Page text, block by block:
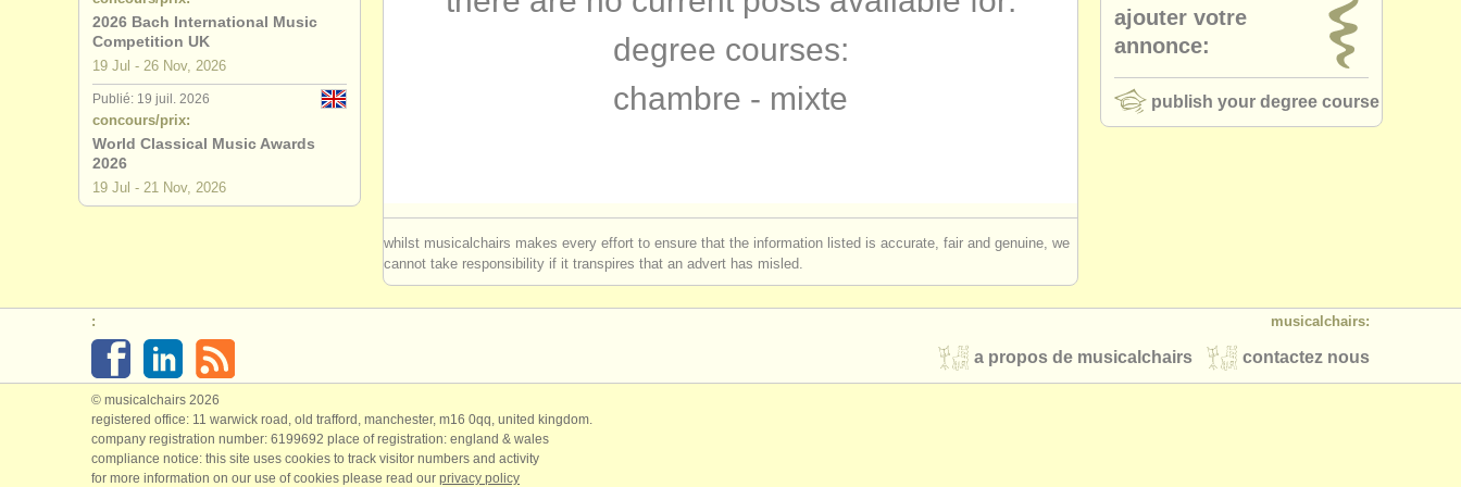
degree courses:
chambre - mixte
whilst musicalchairs makes every effort to ensure that the information listed is accurate, fair and genuine, we
cannot take responsibility if it transpires that an advert has misled.
2026 Bach International Music
Competition UK
19 Jul - 26 Nov, 2026
Publié: 19 juil. 2026
concours/prix:
World Classical Music Awards
2026
19 Jul - 21 Nov, 2026
ajouter votre
annonce:
publish your degree course
musicalchairs:
contactez nous
a propos de musicalchairs
:
© musicalchairs 2026
registered office: 11 warwick road, old trafford, manchester, m16 0qq, united kingdom.
company registration number: ​6199692 place of registration: england & wales
compliance notice: ​this site uses cookies to track visitor numbers and activity
for more information on our use of cookies please read our privacy policy